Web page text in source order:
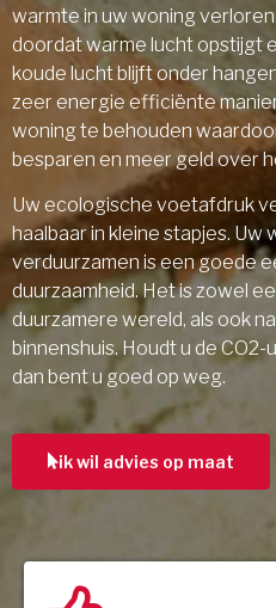
warmte in uw woning
doordat warme lucht opstijgt
koude lucht blijft onder
zeer energie efficiënte
woning te behouden
besparen en meer geld over
Uw ecologische voetafdruk
haalbaar in kleine stapjes. Uw
verduurzamen is een goede
duurzaamheid. Het is zowel
duurzamere wereld, als ook
binnenshuis. Houdt u de
dan bent u goed op weg.
ik wil advies op maat